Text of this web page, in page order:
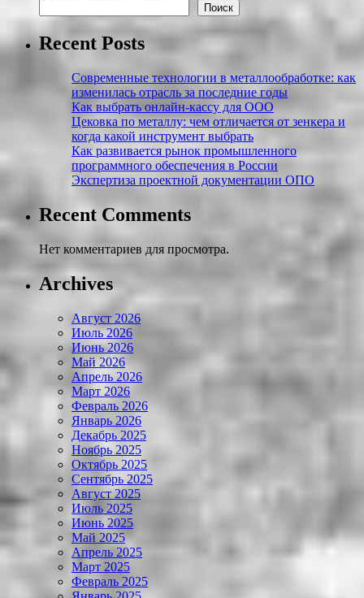
Поиск
Recent Posts
Современные технологии в металлообработке: как
изменилась отрасль за последние годы
Как выбрать онлайн-кассу для ООО
Цековка по металлу: чем отличается от зенкера и
когда какой инструмент выбрать
Как развивается рынок промышленного
программного обеспечения в России
Экспертиза проектной документации ОПО
Recent Comments
Нет комментариев для просмотра.
Archives
Август 2026
Июль 2026
Июнь 2026
Май 2026
Апрель 2026
Март 2026
Февраль 2026
Январь 2026
Декабрь 2025
Ноябрь 2025
Октябрь 2025
Сентябрь 2025
Август 2025
Июль 2025
Июнь 2025
Май 2025
Апрель 2025
Март 2025
Февраль 2025